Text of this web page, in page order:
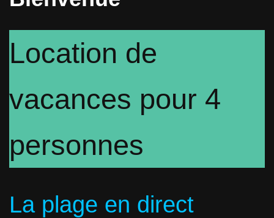
Location de
vacances pour 4
personnes
La plage en direct